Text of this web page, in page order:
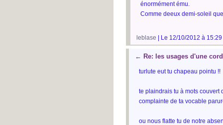
énormément ému.
Comme deeux demi-soleil
leblase | Le 12/10/2012 à
← Re: les usages d'une
turlute eut tu chapeau pointu !!
te plaindrais tu à mots couvert
complainte de ta vocable
ou nous flatte tu de notre